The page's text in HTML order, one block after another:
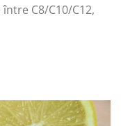
C8/C10/C12,